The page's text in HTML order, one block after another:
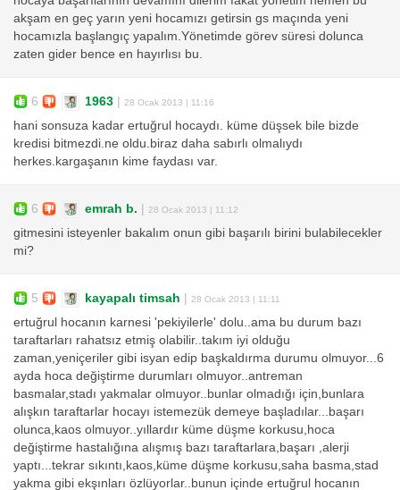
akşam en geç yarın yeni hocamızı getirsin gs maçında yeni
hocamızla başlangıç yapalım.Yönetimde görev süresi dolunca
zaten gider bence en hayırlısı bu.
6 1963 | 28 Ocak 2013 | 11:16
hani sonsuza kadar ertuğrul hocaydı. küme düşsek bile bizde
kredisi bitmezdi.ne oldu.biraz daha sabırlı olmalıydı
herkes.kargaşanın kime faydası var.
6 emrah b. | 28 Ocak 2013 | 11:12
gitmesini isteyenler bakalım onun gibi başarılı birini bulabilecekler
mi?
5 kayapalı timsah | 28 Ocak 2013 | 11:11
ertuğrul hocanın karnesi 'pekiyilerle' dolu..ama bu durum bazı
taraftarları rahatsız etmiş olabilir..takım iyi olduğu
zaman,yeniçeriler gibi isyan edip başkaldırma durumu olmuyor...6
ayda hoca değiştirme durumları olmuyor..antreman
basmalar,stadı yakmalar olmuyor..bunlar olmadığı için,bunlara
alışkın taraftarlar hocayı istemezük demeye başladılar...başarı
olunca,kaos olmuyor..yıllardır küme düşme korkusu,hoca
değiştirme hastalığına alışmış bazı taraftarlara,başarı ,alerji
yaptı...tekrar sıkıntı,kaos,küme düşme korkusu,saha basma,stad
yakma gibi ekşınları özlüyorlar..bunun içinde ertuğrul hocanın